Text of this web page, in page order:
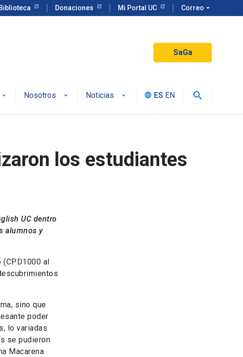
Biblioteca Donaciones Mi Portal UC Correo arrow_drop_down
SaGa
Nosotros Noticias language ES EN search
los estudiantes
UC dentro
alumnos y
al
sino que
poder
lo variadas
se pudieron
Macarena